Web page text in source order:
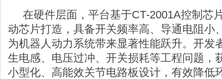
在硬件层面，平台基于CT‑2001A控制芯
动芯片打造，具备开关频率高、导通电阻小
为机器人动力系统带来显著性能跃升。开发
生电感、电压过冲、开关损耗等工程问题，
小型化、高能效关节电路板设计，有效降低